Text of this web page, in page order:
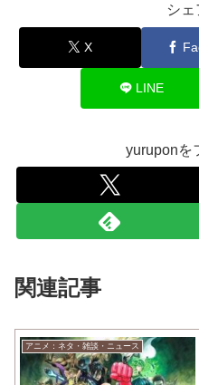
シェ
X
LINE
yuruponを
関連記事
アニメ：ネタ・雑談・ニュース